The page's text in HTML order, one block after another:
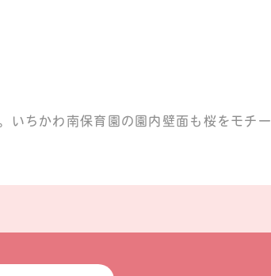
いちかわ南保育園の園内壁面も桜をモチー